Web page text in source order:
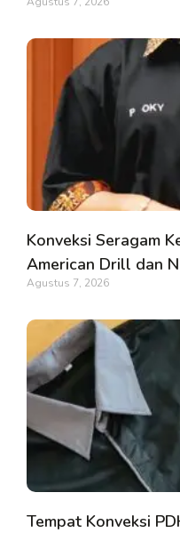
Konveksi Seragam
American Drill dan
Agustus 7, 2026
Tempat Konveksi